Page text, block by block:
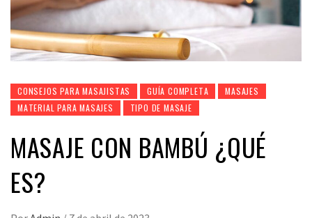
CONSEJOS PARA MASAJISTAS GUÍA COMPLETA
MASAJES
MATERIAL PARA MASAJES
TIPO DE MASAJE
MASAJE CON BAMBÚ ¿QUÉ
ES?